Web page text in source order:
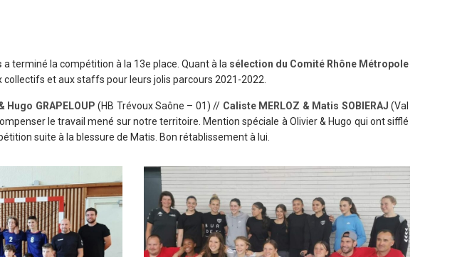
a terminé la compétition à la 13e place. Quant à la sélection du Comité Rhône Métropole
collectifs et aux staffs pour leurs jolis parcours 2021-2022.
Hugo GRAPELOUP (HB Trévoux Saône – 01) // Caliste MERLOZ & Matis SOBIERAJ (Val
le travail mené sur notre territoire. Mention spéciale à Olivier & Hugo qui ont sifflé
suite à la blessure de Matis. Bon rétablissement à lui.